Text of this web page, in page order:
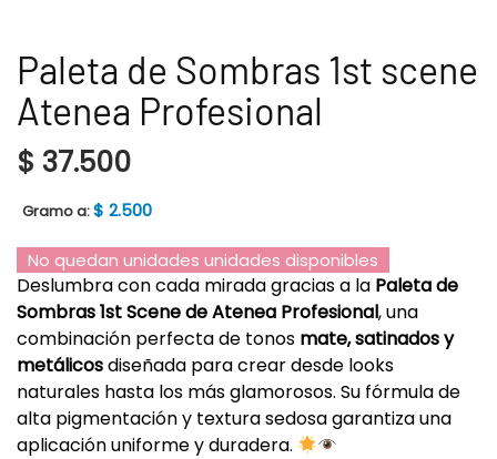
Paleta de Sombras 1st scene
Atenea Profesional
$ 37.500
Gramo a:$ 2.500
No quedan unidades unidades disponibles
Deslumbra con cada mirada gracias a la Paleta de
Sombras 1st Scene de Atenea Profesional, una
combinación perfecta de tonos mate, satinados y
metálicosdiseñada para crear desde looks
naturales hasta los más glamorosos. Su fórmula de
alta pigmentación y textura sedosa garantiza una
aplicación uniforme y duradera.